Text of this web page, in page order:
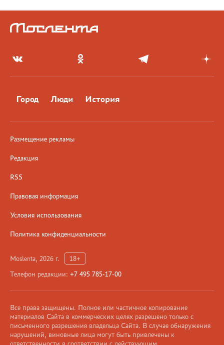
Город Люди История
Размещение рекламы
Редакция
RSS
Правовая информация
Условия использования
Политика конфиденциальности
Moslenta, 2026 г.
18+
Телефон редакции: +7 495 785-17-00
Все права защищены. Полное или частичное копирование
материалов Сайта в коммерческих целях разрешено только с
письменного разрешения владельца Сайта. В случае обнаружения
нарушений, виновные лица могут быть привлечены к